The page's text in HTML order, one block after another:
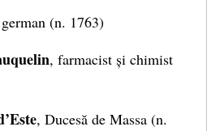
(n. 1763)
, farmacist și chimist
, Ducesă de Massa (n.